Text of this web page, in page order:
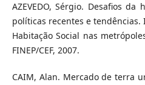
AZEVEDO, Sérgio. Desafios
políticas recentes e tendências.
Habitação Social nas
FINEP/CEF, 2007.
CAIM, Alan. Mercado de terra